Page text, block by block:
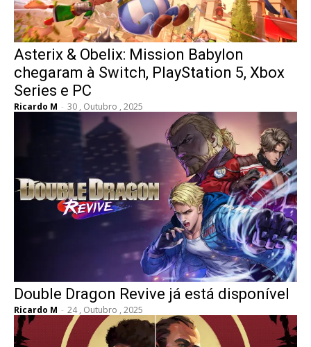
Asterix & Obelix: Mission Babylon
chegaram à Switch, PlayStation 5, Xbox
Series e PC
Ricardo M - 30 , Outubro , 2025
Double Dragon Revive já está disponível
Ricardo M - 24 , Outubro , 2025